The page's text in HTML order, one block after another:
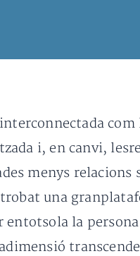
i, en canvi,
menys
una
entotsola la